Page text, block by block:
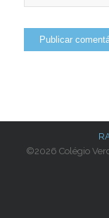
©2026 Colégio